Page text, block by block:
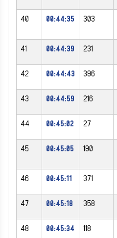
40 00:44:35 303
41 00:44:39 231
42 00:44:43 396
43 00:44:59 216
44 00:45:02 27
45 00:45:05 190
46 00:45:11 371
47 00:45:18 358
48 00:45:34 118